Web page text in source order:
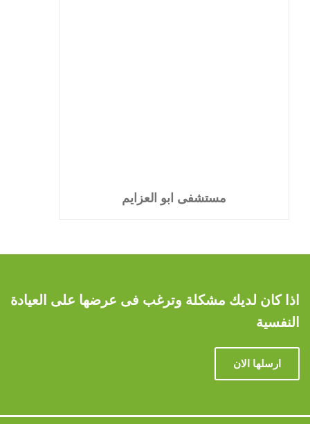
مستشفى ابو العزايم
اذا كان لديك مشكلة وترغب فى عرضها على العيادة
النفسية
ارسلها الان